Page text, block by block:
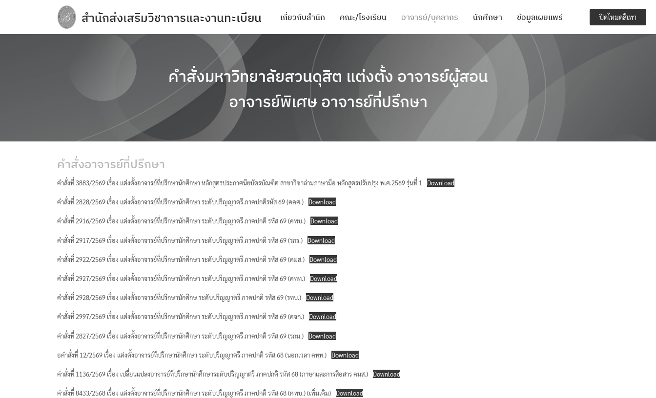
สำนักส่งเสริมวิชาการและงานทะเบียน เกี่ยวกับสำนัก คณะ/โรงเรียน อาจารย์/บุคลากร นักศึกษา ข้อมูลเผยแพร่
e-Service
Regulations you should know and academic activities
การจัดการความปลอดภัย อาชีวอนามัยและสภาพแวดล้อมในการทำงาน
การเปิดเผยข้อมูลสาธารณะ (OIT)
ข้อบังคับ ประกาศ
ข้อมูลจำนวนนักศึกษา
คลังหน่วยกิต (Credit Bank)
คู่มือหลักสูตร
บุคลากรสำนักส่งเสริมวิชาการและงานทะเบียน
ประกาศจาก อว. และคุรุสภา
ประกาศจาก อว. และคุรุสภา
ปรัชญา วิสัยทัศน์ พันธกิจ
ระบบและสิ่งอำนวยความสะดวก สนับสนุนการศึกษา
รายงานจำนวนนักศึกษาต่างชาติ
รายงานจำนวนนักศึกษาบกพร่อง
รายงานจำนวนนักศึกษาปกติ
รายงานจำนวนนักศึกษาลูกคนแรก
รายงานจำนวนผู้สำเร็จการศึกษา
รายชื่อผู้สำเร็จการศึกษา
คำสั่งมหาวิทยาลัยสวนดุสิต แต่งตั้ง อาจารย์ผู้สอน
อาจารย์พิเศษ อาจารย์ที่ปรึกษา
คำสั่งอาจารย์ที่ปรึกษา
คำสั่งที่ 3883/2569 เรื่อง แต่งตั้งอาจารย์ที่ปรึกษานักศึกษา หลักสูตรประกาศนียบัตรบัณฑิต สาขาวิชาล่ามภาษามือ หลักสูตรปรับปรุง พ.ศ.2569 รุ่นที่ 1 Download
คำสั่งที่ 2828/2569 เรื่อง แต่งตั้งอาจารย์ที่ปรึกษานักศึกษา ระดับปริญญาตรี ภาคปกติรหัส 69 (คคศ.) Download
คำสั่งที่ 2916/2569 เรื่อง แต่งตั้งอาจารย์ที่ปรึกษานักศึกษา ระดับปริญญาตรี ภาคปกติ รหัส 69 (คพบ.) Download
คำสั่งที่ 2917/2569 เรื่อง แต่งตั้งอาจารย์ที่ปรึกษานักศึกษา ระดับปริญญาตรี ภาคปกติ รหัส 69 (รกร.) Download
คำสั่งที่ 2922/2569 เรื่อง แต่งตั้งอาจารย์ที่ปรึกษานักศึกษา ระดับปริญญาตรี ภาคปกติ รหัส 69 (คมส.) Download
คำสั่งที่ 2927/2569 เรื่อง แต่งคั้งอาจารย์ที่ปรึกษานักศึกษา ระดับปริญญาตรี ภาคปกติ รหัส 69 (คทท.) Download
คำสั่งที่ 2928/2569 เรื่อง แต่งตั้งอาจารย์ที่ปรึกษานักศึกษ ระดับปริญญาตรี ภาคปกติ รหัส 69 (รทบ.) Download
คำสั่งที่ 2997/2569 เรื่อง แต่งตั้งอาจารย์ที่ปรึกษานักศึกษา ระดับปริญญาตรี ภาคปกติ รหัส 69 (คจก.) Download
คำสั่งที่ 2827/2569 เรื่อง แต่งตั้งอาจารย์ที่ปรึกษานักศึกษา ระดับปริญญาตรี ภาคปกติ รหัส 69 (รกม.) Download
อคำสั่งที่ 12/2569 เรื่อง แต่งตั้งอาจารย์ที่ปรึกษานักศึกษา ระดับปริญญาตรี ภาคปกติ รหัส 68 (นอกเวลา คทท.) Download
คำสั่งที่ 1136/2569 เรื่อง เปลี่ยนแปลงอาจารย์ที่ปรึกษานักศึกษาระดับปริญญาตรี ภาคปกติ รหัส 68 (ภาษาและการสื่อสาร คมส.) Download
คำสั่งที่ 8433/2568 เรื่อง แต่งตั้งอาจารย์ที่ปรึกษานักศึกษา ระดับปริญญาตรี ภาคปกติ รหัส 68 (คพบ.) (เพิ่มเติม) Download
ปิดโหมดสีเทา